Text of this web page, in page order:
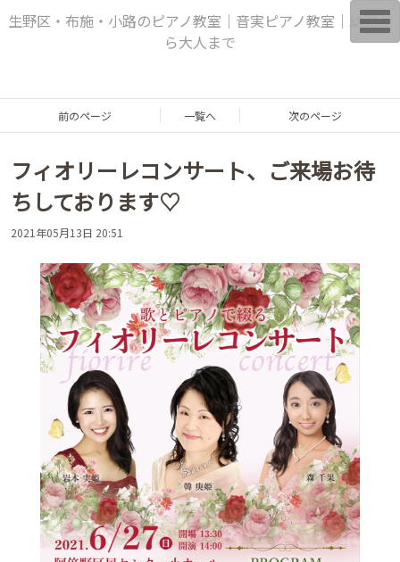
生野区・布施・小路のピアノ教室｜音実ピアノ教室｜幼児か
ら大人まで
前のページ 一覧へ 次のページ
フィオリーレコンサート、ご来場お待
ちしております♡
2021年05月13日 20:51
T
o
g
n
i
t